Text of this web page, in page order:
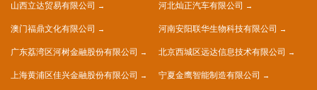
山西立达贸易有限公司 河北灿正汽车有限公司
澳门福鼎文化有限公司 河南安阳联华生物科技有限公司
广东荔湾区河树金融股份有限公司 北京西城区远达信息技术有限公司
上海黄浦区佳兴金融股份有限公司 宁夏金鹰智能制造有限公司